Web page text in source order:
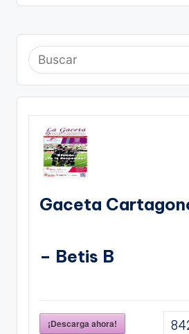
Gaceta
– Betis B
¡Descarga ahora!